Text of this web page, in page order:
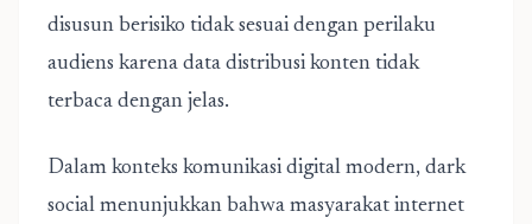
disusun berisiko tidak sesuai dengan perilaku
audiens karena data distribusi konten tidak
terbaca dengan jelas.
Dalam konteks komunikasi digital modern, dark
social menunjukkan bahwa masyarakat internet